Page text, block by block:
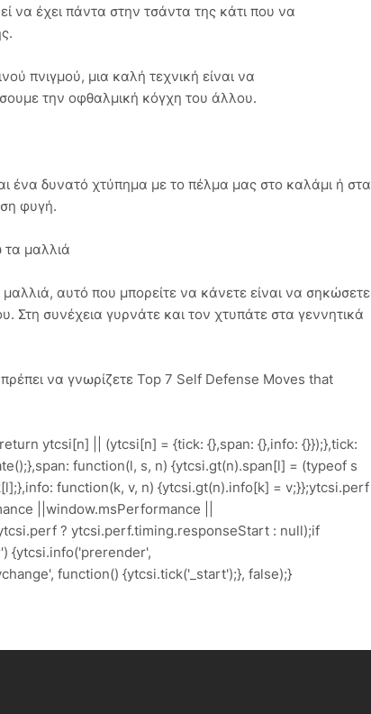
να έχει πάντα στην τσάντα της κάτι που να
πνιγμού, μια καλή τεχνική είναι να
την οφθαλμική κόγχη του άλλου.
ένα δυνατό χτύπημα με το πέλμα μας στο καλάμι ή στα
φυγή.
τα μαλλιά
μαλλιά, αυτό που μπορείτε να κάνετε είναι να σηκώσετε
Στη συνέχεια γυρνάτε και τον χτυπάτε στα γεννητικά
να γνωρίζετε Top 7 Self Defense Moves that
ytcsi[n] || (ytcsi[n] = {tick: {},span: {},info: {}});},tick:
function(l, s, n) {ytcsi.gt(n).span[l] = (typeof s
function(k, v, n) {ytcsi.gt(n).info[k] = v;}};ytcsi.perf
||window.msPerformance ||
? ytcsi.perf.timing.responseStart : null);if
{ytcsi.info('prerender',
function() {ytcsi.tick('_start');}, false);}